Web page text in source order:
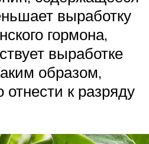
выработку
гормона,
выработке
образом,
к разряду